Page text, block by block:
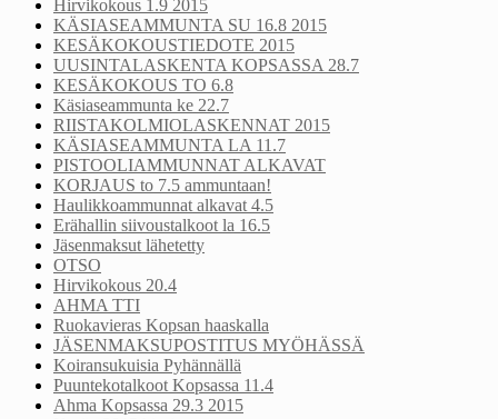
Hirvikokous 1.9 2015
KÄSIASEAMMUNTA SU 16.8 2015
KESÄKOKOUSTIEDOTE 2015
UUSINTALASKENTA KOPSASSA 28.7
KESÄKOKOUS TO 6.8
Käsiaseammunta ke 22.7
RIISTAKOLMIOLASKENNAT 2015
KÄSIASEAMMUNTA LA 11.7
PISTOOLIAMMUNNAT ALKAVAT
KORJAUS to 7.5 ammuntaan!
Haulikkoammunnat alkavat 4.5
Erähallin siivoustalkoot la 16.5
Jäsenmaksut lähetetty
OTSO
Hirvikokous 20.4
AHMA TTI
Ruokavieras Kopsan haaskalla
JÄSENMAKSUPOSTITUS MYÖHÄSSÄ
Koiransukuisia Pyhännällä
Puuntekotalkoot Kopsassa 11.4
Ahma Kopsassa 29.3 2015